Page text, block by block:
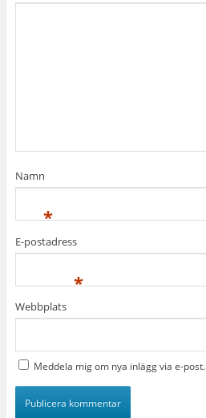
Namn
*
E-postadress
*
Webbplats
Meddela mig om nya inlägg via e-post.